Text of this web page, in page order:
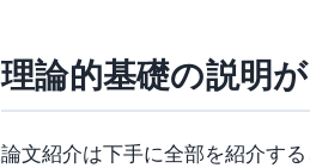
理論的基礎の説明
論文紹介は下手に全部を紹介す